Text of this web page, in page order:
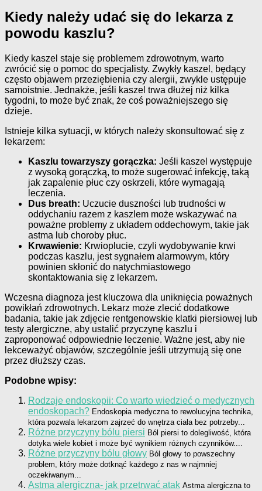
Kiedy należy udać się do lekarza z
powodu kaszlu?
Kiedy kaszel staje się problemem zdrowotnym, warto
zwrócić się o pomoc do specjalisty. Zwykły kaszel, będący
często objawem przeziębienia czy alergii, zwykle ustępuje
samoistnie. Jednakże, jeśli kaszel trwa dłużej niż kilka
tygodni, to może być znak, że coś poważniejszego się
dzieje.
Istnieje kilka sytuacji, w których należy skonsultować się z
lekarzem:
Kaszlu towarzyszy gorączka: Jeśli kaszel występuje
z wysoką gorączką, to może sugerować infekcję, taką
jak zapalenie płuc czy oskrzeli, które wymagają
leczenia.
Dus breath: Uczucie duszności lub trudności w
oddychaniu razem z kaszlem może wskazywać na
poważne problemy z układem oddechowym, takie jak
astma lub choroby płuc.
Krwawienie: Krwioplucie, czyli wydobywanie krwi
podczas kaszlu, jest sygnałem alarmowym, który
powinien skłonić do natychmiastowego
skontaktowania się z lekarzem.
Wczesna diagnoza jest kluczowa dla uniknięcia poważnych
powikłań zdrowotnych. Lekarz może zlecić dodatkowe
badania, takie jak zdjęcie rentgenowskie klatki piersiowej lub
testy alergiczne, aby ustalić przyczynę kaszlu i
zaproponować odpowiednie leczenie. Ważne jest, aby nie
lekceważyć objawów, szczególnie jeśli utrzymują się one
przez dłuższy czas.
Podobne wpisy:
Rodzaje endoskopii: Co warto wiedzieć o medycznych
endoskopach? Endoskopia medyczna to rewolucyjna technika,
która pozwala lekarzom zajrzeć do wnętrza ciała bez potrzeby...
Różne przyczyny bólu piersi Ból piersi to dolegliwość, która
dotyka wiele kobiet i może być wynikiem różnych czynników....
Różne przyczyny bólu głowy Ból głowy to powszechny
problem, który może dotknąć każdego z nas w najmniej
oczekiwanym...
Astma alergiczna- jak przetrwać atak Astma alergiczna to